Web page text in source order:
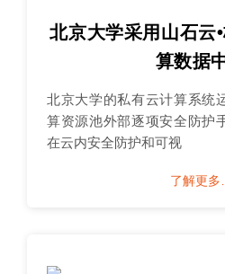
北京大学采用山石云
算数据
北京大学的私有云计算系统
算资源池外部逐项安全防护
在云内安全防护和可视
了解更多